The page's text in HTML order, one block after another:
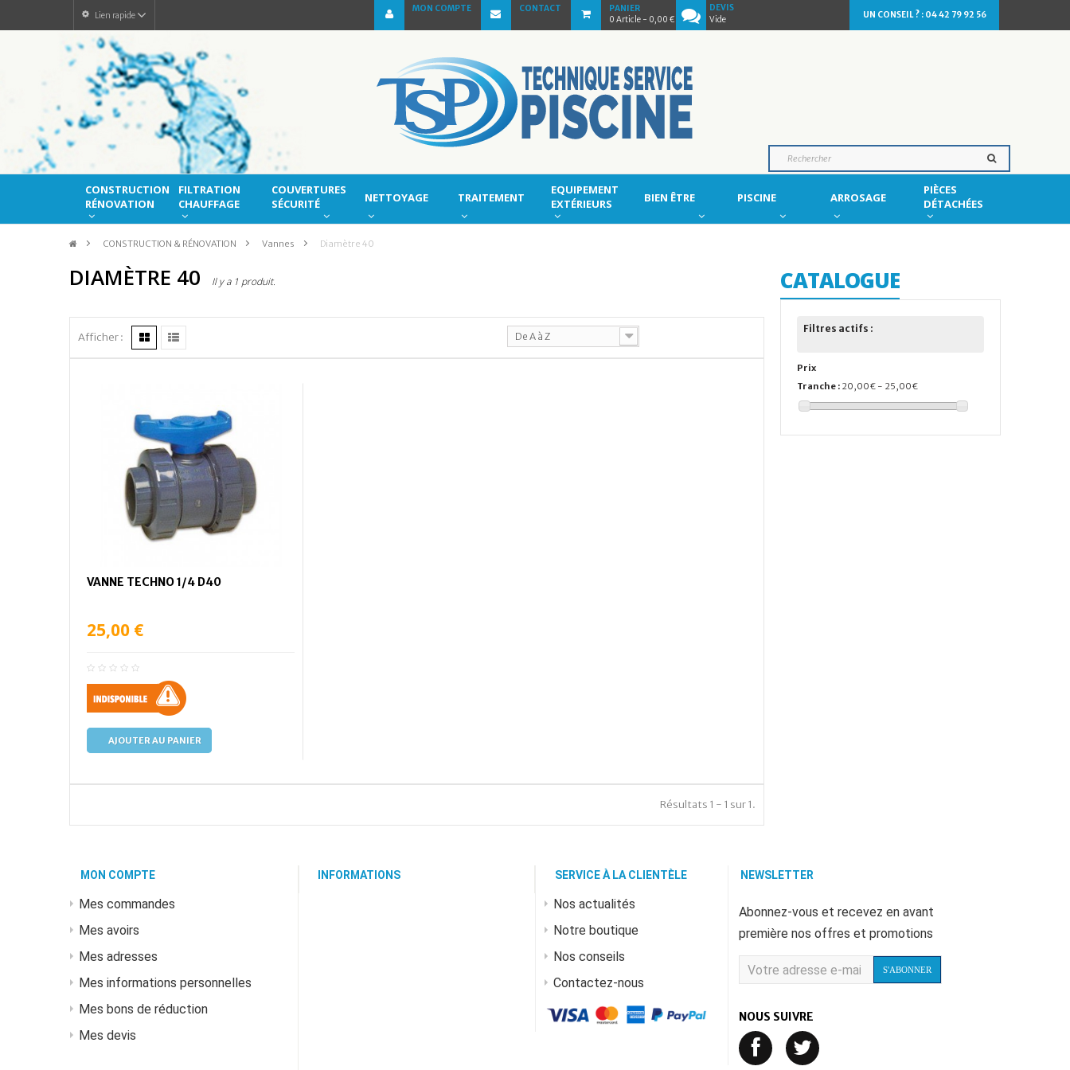
MON COMPTE CONTACT
PANIER
0 Article - 0,00 €
DEVIS
Vide
UN CONSEIL ? : 04 42 79 92 56
Lien rapide
CONSTRUCTION
RÉNOVATION
FILTRATION
CHAUFFAGE
COUVERTURES
SÉCURITÉ
NETTOYAGE TRAITEMENT
EQUIPEMENT
EXTÉRIEURS
BIEN ÊTRE PISCINE ARROSAGE
PIÈCES
DÉTACHÉES
> CONSTRUCTION & RÉNOVATION > Vannes > Diamètre 40
DIAMÈTRE 40 Il y a 1 produit.
Afficher : De A à Z
VANNE TECHNO 1/4 D40
25,00 €
AJOUTER AU PANIER
Résultats 1 - 1 sur 1.
CATALOGUE
Filtres actifs :
Prix
Tranche : 20,00€ - 25,00€
MON COMPTE
Mes commandes
Mes avoirs
Mes adresses
Mes informations personnelles
Mes bons de réduction
Mes devis
INFORMATIONS SERVICE À LA CLIENTÈLE
Nos actualités
Notre boutique
Nos conseils
Contactez-nous
NEWSLETTER
Abonnez-vous et recevez en avant
première nos offres et promotions
S'ABONNER
NOUS SUIVRE